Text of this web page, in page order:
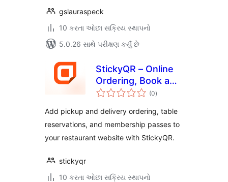
gslauraspeck
10 કરતા ઓછા સક્રિય સ્થાપનો
5.0.26 સાથે પરીક્ષણ કર્યું છે
StickyQR – Online
Ordering, Book a
Table &
(0કુલ
રેટિંગ્સ
)
Add pickup and delivery ordering, table
reservations, and membership passes to
your restaurant website with StickyQR.
stickyqr
10 કરતા ઓછા સક્રિય સ્થાપનો